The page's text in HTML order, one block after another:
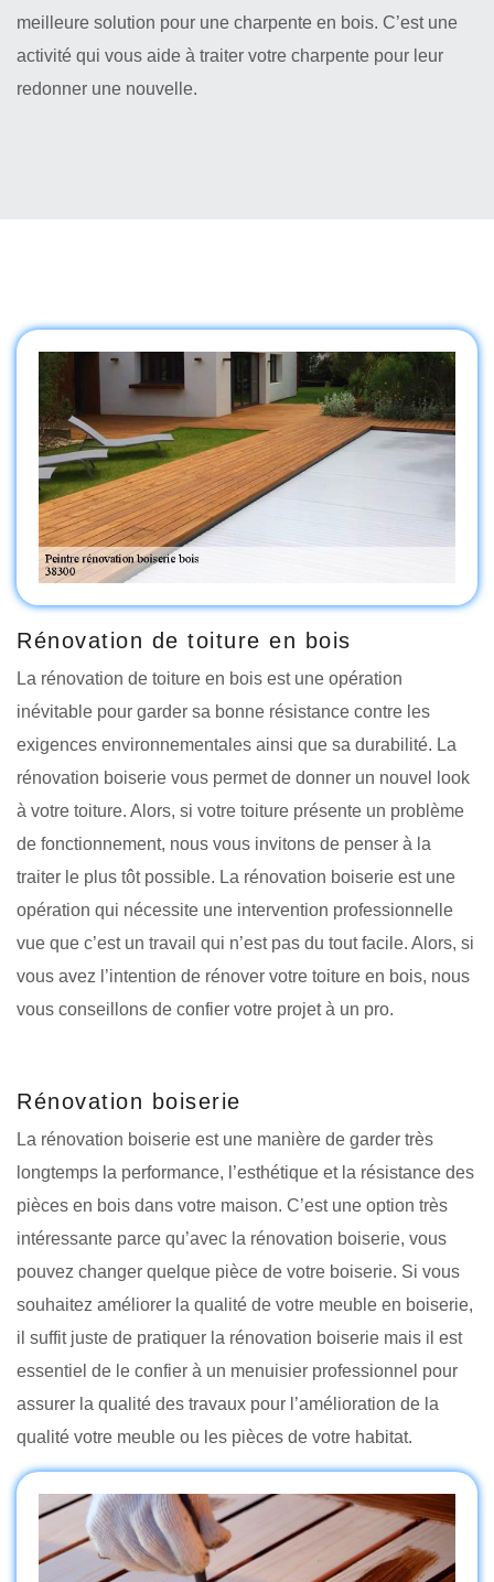
meilleure solution pour une charpente en bois. C’est une
activité qui vous aide à traiter votre charpente pour leur
redonner une nouvelle.
Rénovation de toiture en bois
La rénovation de toiture en bois est une opération
inévitable pour garder sa bonne résistance contre les
exigences environnementales ainsi que sa durabilité. La
rénovation boiserie vous permet de donner un nouvel look
à votre toiture. Alors, si votre toiture présente un problème
de fonctionnement, nous vous invitons de penser à la
traiter le plus tôt possible. La rénovation boiserie est une
opération qui nécessite une intervention professionnelle
vue que c’est un travail qui n’est pas du tout facile. Alors, si
vous avez l’intention de rénover votre toiture en bois, nous
vous conseillons de confier votre projet à un pro.
Rénovation boiserie
La rénovation boiserie est une manière de garder très
longtemps la performance, l’esthétique et la résistance des
pièces en bois dans votre maison. C’est une option très
intéressante parce qu’avec la rénovation boiserie, vous
pouvez changer quelque pièce de votre boiserie. Si vous
souhaitez améliorer la qualité de votre meuble en boiserie,
il suffit juste de pratiquer la rénovation boiserie mais il est
essentiel de le confier à un menuisier professionnel pour
assurer la qualité des travaux pour l’amélioration de la
qualité votre meuble ou les pièces de votre habitat.